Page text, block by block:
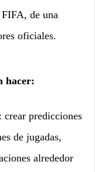
de una
oficiales.
hacer:
: crear predicciones
de jugadas,
alrededor